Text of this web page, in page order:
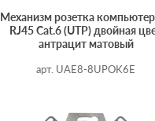
Механизм розетка
RJ45 Cat.6 (UTP) двойная
антрацит матовый
арт. UAE8-8UPOK6E